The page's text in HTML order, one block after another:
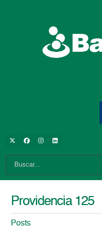
Providencia 125
Posts